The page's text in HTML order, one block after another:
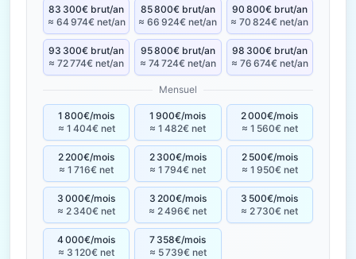
83 300€ brut/an
≈ 64 974€ net/an
85 800€ brut/an
≈ 66 924€ net/an
90 800€ brut/an
≈ 70 824€ net/an
93 300€ brut/an
≈ 72 774€ net/an
95 800€ brut/an
≈ 74 724€ net/an
98 300€ brut/an
≈ 76 674€ net/an
Mensuel
1 800€/mois
≈ 1 404€ net
1 900€/mois
≈ 1 482€ net
2 000€/mois
≈ 1 560€ net
2 200€/mois
≈ 1 716€ net
2 300€/mois
≈ 1 794€ net
2 500€/mois
≈ 1 950€ net
3 000€/mois
≈ 2 340€ net
3 200€/mois
≈ 2 496€ net
3 500€/mois
≈ 2 730€ net
4 000€/mois
≈ 3 120€ net
7 358€/mois
≈ 5 739€ net